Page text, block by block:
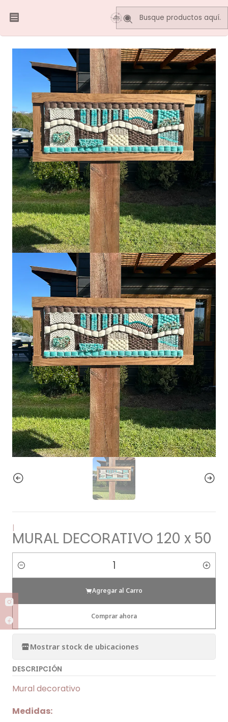
Telares Decorativos Murales
MURAL DECORATIVO 120 x 50
|
MURAL DECORATIVO 120 x 50
Cantidad
Agregar al Carro
Comprar ahora
Mostrar stock de ubicaciones
DESCRIPCIÓN
Mural decorativo
Medidas: